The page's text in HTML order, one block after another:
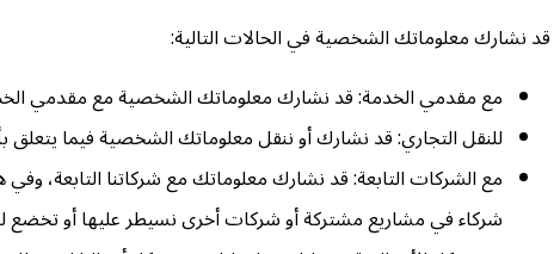
قد نشارك معلوماتك الشخصية في الحالات التالية:
مع مقدمي الخدمة: قد نشارك معلوماتك الشخصية مع مقدمي
للنقل التجاري: قد نشارك أو ننقل معلوماتك الشخصية فيما يتعلق
مع الشركات التابعة: قد نشارك معلوماتك مع شركاتنا التابعة،
شركاء في مشاريع مشتركة أو شركات أخرى نسيطر عليها أو تخضع